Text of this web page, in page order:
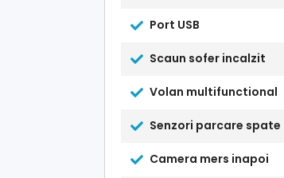
Port USB
Scaun sofer incalzit
Volan multifunctional
Senzori parcare spate
Camera mers inapoi